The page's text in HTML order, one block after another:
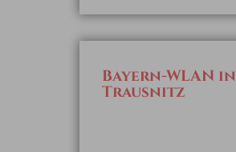
Bayern-WLAN in
Trausnitz